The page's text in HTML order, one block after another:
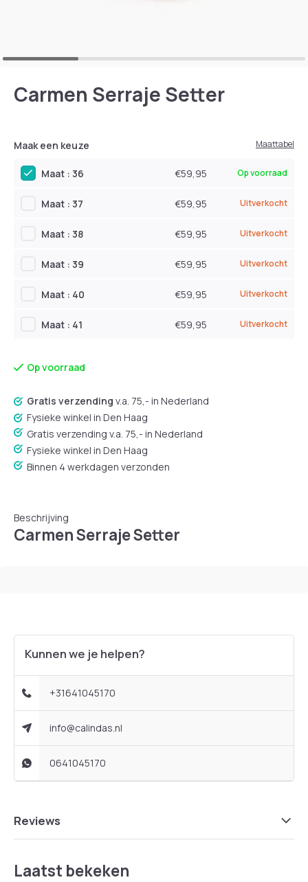
Carmen Serraje Setter
Maak een keuze
Maat : 36 €59,95 Op voorraad
Maat : 37 €59,95 Uitverkocht
Maat : 38 €59,95 Uitverkocht
Maat : 39 €59,95 Uitverkocht
Maat : 40 €59,95 Uitverkocht
Maat : 41 €59,95 Uitverkocht
Maattabel
Op voorraad
Gratis verzending v.a. 75,- in Nederland
Fysieke winkel in Den Haag
Gratis verzending v.a. 75,- in Nederland
Fysieke winkel in Den Haag
Binnen 4 werkdagen verzonden
Beschrijving
Carmen Serraje Setter
Kunnen we je helpen?
+31641045170
info@calindas.nl
0641045170
Reviews
Laatst bekeken